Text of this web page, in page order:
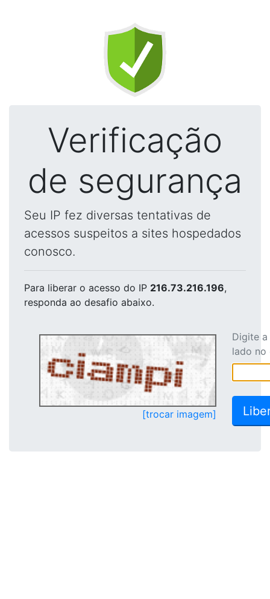
Verificação
de segurança
Seu IP fez diversas tentativas de
acessos suspeitos a sites hospedados
conosco.
Para liberar o acesso do IP 216.73.216.196,
responda ao desafio abaixo.
[trocar imagem]
Digite
lado no